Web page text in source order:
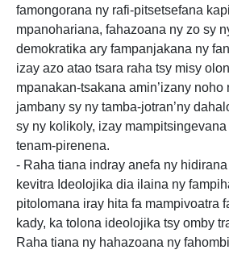
famongorana ny rafi-pitsetsefana
mpanohariana, fahazoana ny zo sy
demokratika ary fampanjakana ny
izay azo atao tsara raha tsy misy
mpanakan-tsakana amin’izany
jambany sy ny tamba-jotran’ny
sy ny kolikoly, izay
tenam-pirenena.
- Raha tiana indray anefa ny hidirana
kevitra Ideolojika dia ilaina ny
pitolomana iray hita fa mampivoatra
kady, ka tolona ideolojika tsy omby
Raha tiana ny hahazoana ny